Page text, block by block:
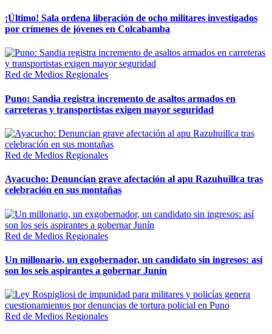
¡Último! Sala ordena liberación de ocho militares investigados
por crímenes de jóvenes en Colcabamba
Red de Medios Regionales
Puno: Sandia registra incremento de asaltos armados en
carreteras y transportistas exigen mayor seguridad
Red de Medios Regionales
Ayacucho: Denuncian grave afectación al apu Razuhuillca tras
celebración en sus montañas
Red de Medios Regionales
Un millonario, un exgobernador, un candidato sin ingresos: así
son los seis aspirantes a gobernar Junín
Red de Medios Regionales